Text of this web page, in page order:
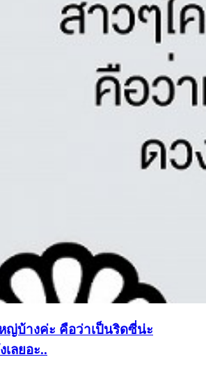
ญ่บ้างค่ะ คือว่าเป็นริดซี่น่ะ
ลยอะ..